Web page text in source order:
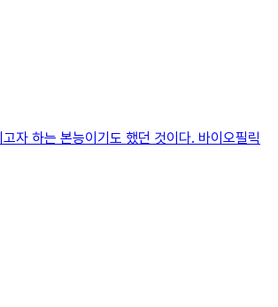
자 하는 본능이기도 했던 것이다. 바이오필릭